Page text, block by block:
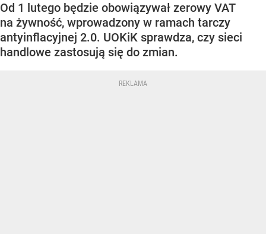
Od 1 lutego będzie obowiązywał zerowy VAT
na żywność, wprowadzony w ramach tarczy
antyinflacyjnej 2.0. UOKiK sprawdza, czy sieci
handlowe zastosują się do zmian.